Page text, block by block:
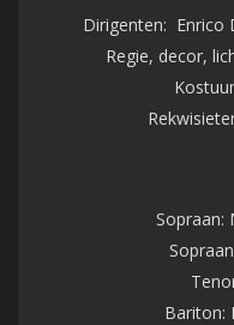
Dirigenten: Enrico
Regie, decor,
Sopraan:
Bariton: